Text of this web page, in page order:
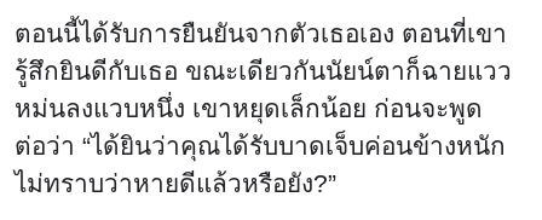
ตอนนี้ได้รับการยืนยันจากตัวเธอเอง ตอนที่เขา
รู้สึกยินดีกับเธอ ขณะเดียวกันนัยน์ตาก็ฉายแวว
หม่นลงแวบหนึ่ง เขาหยุดเล็กน้อย ก่อนจะพูด
ต่อว่า “ได้ยินว่าคุณได้รับบาดเจ็บค่อนข้างหนัก
ไม่ทราบว่าหายดีแล้วหรือยัง?”